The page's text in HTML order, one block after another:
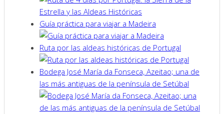
Guía práctica para viajar a Madeira
Ruta por las aldeas históricas de Portugal
Bodega José María da Fonseca, Azeitao; una de
las más antiguas de la península de Setúbal